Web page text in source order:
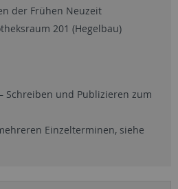
der Frühen Neuzeit
201 (Hegelbau)
Schreiben und Publizieren zum
Einzelterminen, siehe